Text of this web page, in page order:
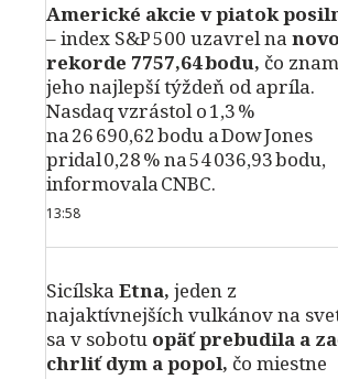
Americké akcie v piatok
– index S&P 500 uzavrel na
rekorde 7757,64 bodu, čo
jeho najlepší týždeň od apríla.
Nasdaq vzrástol o 1,3 %
na 26 690,62 bodu a Dow Jones
pridal 0,28 % na 54 036,93 bodu,
informovala CNBC.
13:58
Sicílska Etna, jeden z
najaktívnejších vulkánov na
sa v sobotu opäť prebudila a
chrliť dym a popol, čo miestne